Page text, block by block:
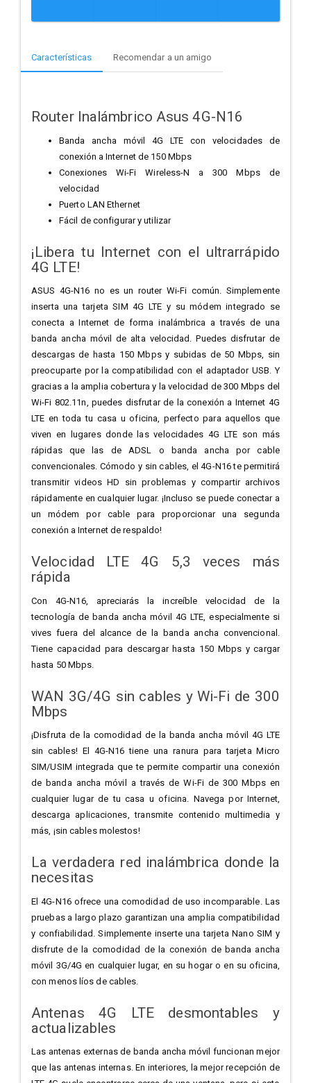
Características Recomendar a un amigo
Router Inalámbrico Asus 4G-N16
Banda ancha móvil 4G LTE con velocidades de
conexión a Internet de 150 Mbps
Conexiones Wi-Fi Wireless-N a 300 Mbps de
velocidad
Puerto LAN Ethernet
Fácil de configurar y utilizar
¡Libera tu Internet con el ultrarrápido
4G LTE!
ASUS 4G-N16 no es un router Wi-Fi común. Simplemente
inserta una tarjeta SIM 4G LTE y su módem integrado se
conecta a Internet de forma inalámbrica a través de una
banda ancha móvil de alta velocidad. Puedes disfrutar de
descargas de hasta 150 Mbps y subidas de 50 Mbps, sin
preocuparte por la compatibilidad con el adaptador USB. Y
gracias a la amplia cobertura y la velocidad de 300 Mbps del
Wi-Fi 802.11n, puedes disfrutar de la conexión a Internet 4G
LTE en toda tu casa u oficina, perfecto para aquellos que
viven en lugares donde las velocidades 4G LTE son más
rápidas que las de ADSL o banda ancha por cable
convencionales. Cómodo y sin cables, el 4G-N16 te permitirá
transmitir videos HD sin problemas y compartir archivos
rápidamente en cualquier lugar. ¡Incluso se puede conectar a
un módem por cable para proporcionar una segunda
conexión a Internet de respaldo!
Velocidad LTE 4G 5,3 veces más
rápida
Con 4G-N16, apreciarás la increíble velocidad de la
tecnología de banda ancha móvil 4G LTE, especialmente si
vives fuera del alcance de la banda ancha convencional.
Tiene capacidad para descargar hasta 150 Mbps y cargar
hasta 50 Mbps.
WAN 3G/4G sin cables y Wi-Fi de 300
Mbps
¡Disfruta de la comodidad de la banda ancha móvil 4G LTE
sin cables! El 4G-N16 tiene una ranura para tarjeta Micro
SIM/USIM integrada que te permite compartir una conexión
de banda ancha móvil a través de Wi-Fi de 300 Mbps en
cualquier lugar de tu casa u oficina. Navega por Internet,
descarga aplicaciones, transmite contenido multimedia y
más, ¡sin cables molestos!
La verdadera red inalámbrica donde la
necesitas
El 4G-N16 ofrece una comodidad de uso incomparable. Las
pruebas a largo plazo garantizan una amplia compatibilidad
y confiabilidad. Simplemente inserte una tarjeta Nano SIM y
disfrute de la comodidad de la conexión de banda ancha
móvil 3G/4G en cualquier lugar, en su hogar o en su oficina,
con menos líos de cables.
Antenas 4G LTE desmontables y
actualizables
Las antenas externas de banda ancha móvil funcionan mejor
que las antenas internas. En interiores, la mejor recepción de